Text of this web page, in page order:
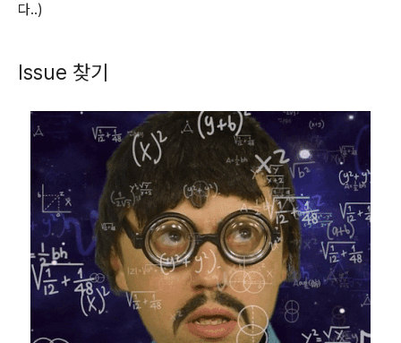
다..)
Issue 찾기